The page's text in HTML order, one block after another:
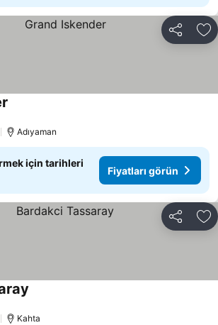
Paylaş
Adıyaman
için tarihleri
Fiyatları görün
Paylaş
Kahta